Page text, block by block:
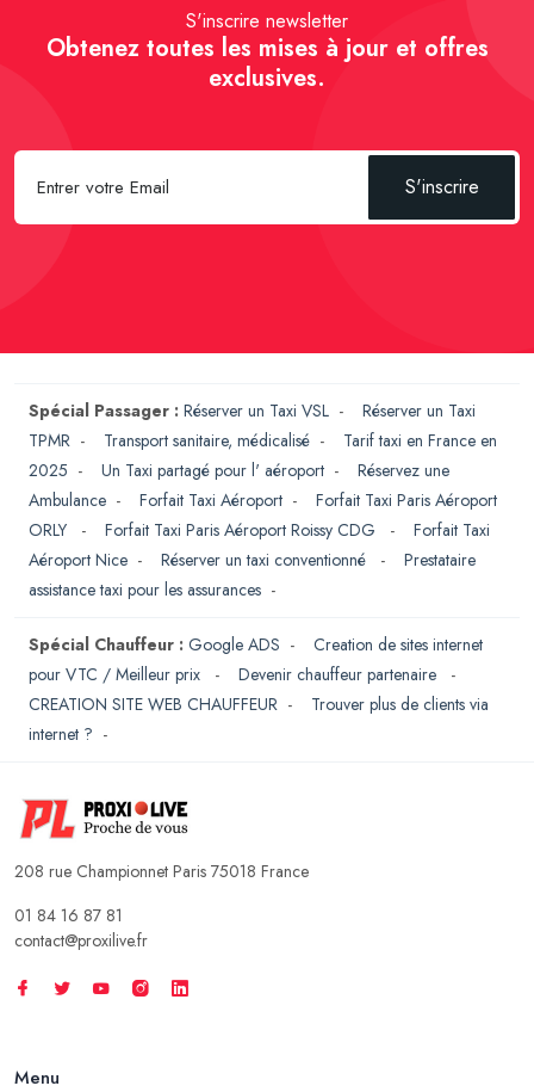
S'inscrire newsletter
Obtenez toutes les mises à jour et offres
exclusives.
S'inscrire
Spécial Passager : Réserver un Taxi VSL - Réserver un Taxi
TPMR - Transport sanitaire, médicalisé - Tarif taxi en France en
2025 - Un Taxi partagé pour l' aéroport - Réservez une
Ambulance - Forfait Taxi Aéroport - Forfait Taxi Paris Aéroport
ORLY
- Forfait Taxi Paris Aéroport Roissy CDG - Forfait Taxi
Aéroport Nice - Réserver un taxi conventionné - Prestataire
assistance taxi pour les assurances -
Spécial Chauffeur : Google ADS - Creation de sites internet
pour VTC / Meilleur prix
- Devenir chauffeur partenaire
-
CREATION SITE WEB CHAUFFEUR - Trouver plus de clients via
internet ? -
208 rue Championnet Paris 75018 France
01 84 16 87 81
contact@proxilive.fr
Menu